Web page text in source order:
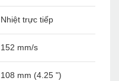
Nhiệt trực tiếp
152 mm/s
108 mm (4.25 ")